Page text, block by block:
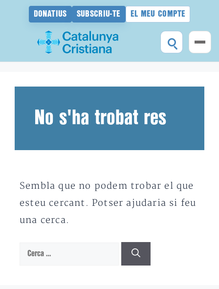
DONATIUS SUBSCRIU-TE EL MEU COMPTE
No s'ha trobat res
Sembla que no podem trobar el que
esteu cercant. Potser ajudaria si feu
una cerca.
Cerca: